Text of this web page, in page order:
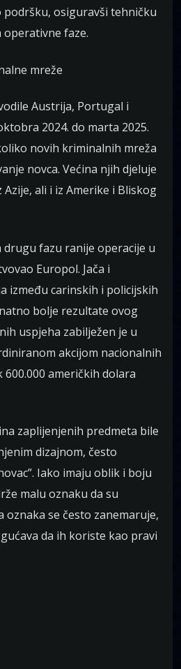
podršku, osiguravši tehničku
faze.
mreže
Austrija, Portugal i
2024. do marta 2025.
novih kriminalnih mreža
novca. Većina njih djeluje
Azije, ali i iz Amerike i Bliskog
drugu fazu ranije operacije u
Europol. Jača i
između carinskih i policijskih
bolje rezultate ovog
uspjeha zabilježen je u
akcijom nacionalnih
američkih dolara
zaplijenjenih predmeta bile
dizajnom, često
Iako imaju oblik i boju
malu oznaku da su
se često zanemaruje,
da ih koriste kao pravi